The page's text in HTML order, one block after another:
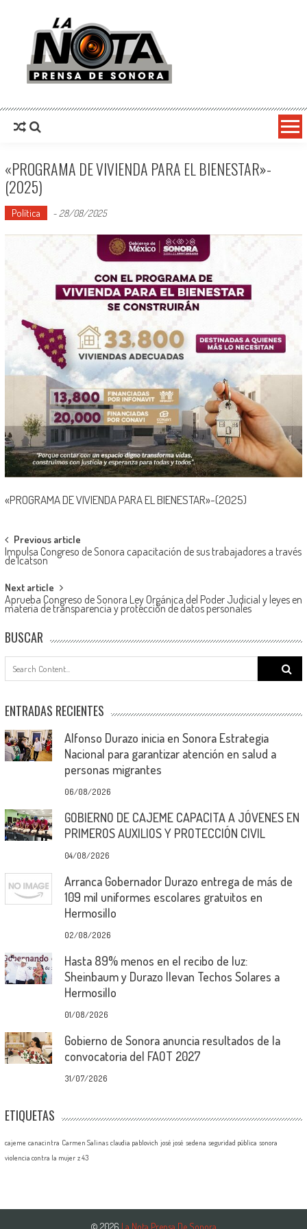
La Nota Prensa De Sonora
«PROGRAMA DE VIVIENDA PARA EL BIENESTAR»-
(2025)
Política - 28/08/2025
«PROGRAMA DE VIVIENDA PARA EL BIENESTAR»-(2025)
Post
navigation
Previous article
Impulsa Congreso de Sonora capacitación de sus trabajadores a través
de Icatson
Next article
Aprueba Congreso de Sonora Ley Orgánica del Poder Judicial y leyes en
materia de transparencia y protección de datos personales
BUSCAR
Search
for:
ENTRADAS RECIENTES
Alfonso Durazo inicia en Sonora Estrategia
Nacional para garantizar atención en salud a
personas migrantes
06/08/2026
GOBIERNO DE CAJEME CAPACITA A JÓVENES EN
PRIMEROS AUXILIOS Y PROTECCIÓN CIVIL
04/08/2026
Arranca Gobernador Durazo entrega de más de
109 mil uniformes escolares gratuitos en
Hermosillo
02/08/2026
Hasta 89% menos en el recibo de luz:
Sheinbaum y Durazo llevan Techos Solares a
Hermosillo
01/08/2026
Gobierno de Sonora anuncia resultados de la
convocatoria del FAOT 2027
31/07/2026
ETIQUETAS
cajeme canacintra Carmen Salinas claudia pablovich josé josé sedena seguridad pública sonora
violencia contra la mujer z 43
© 2026 La Nota Prensa De Sonora